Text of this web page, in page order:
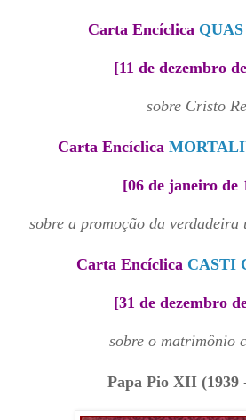
Carta Encíclica
[11 de dezembro
sobre Cristo
Carta Encíclica
[06 de janeiro de
sobre a promoção da
Carta Encíclica CASTI
[31 de dezembro
sobre o matrimônio
Papa Pio XII (1939